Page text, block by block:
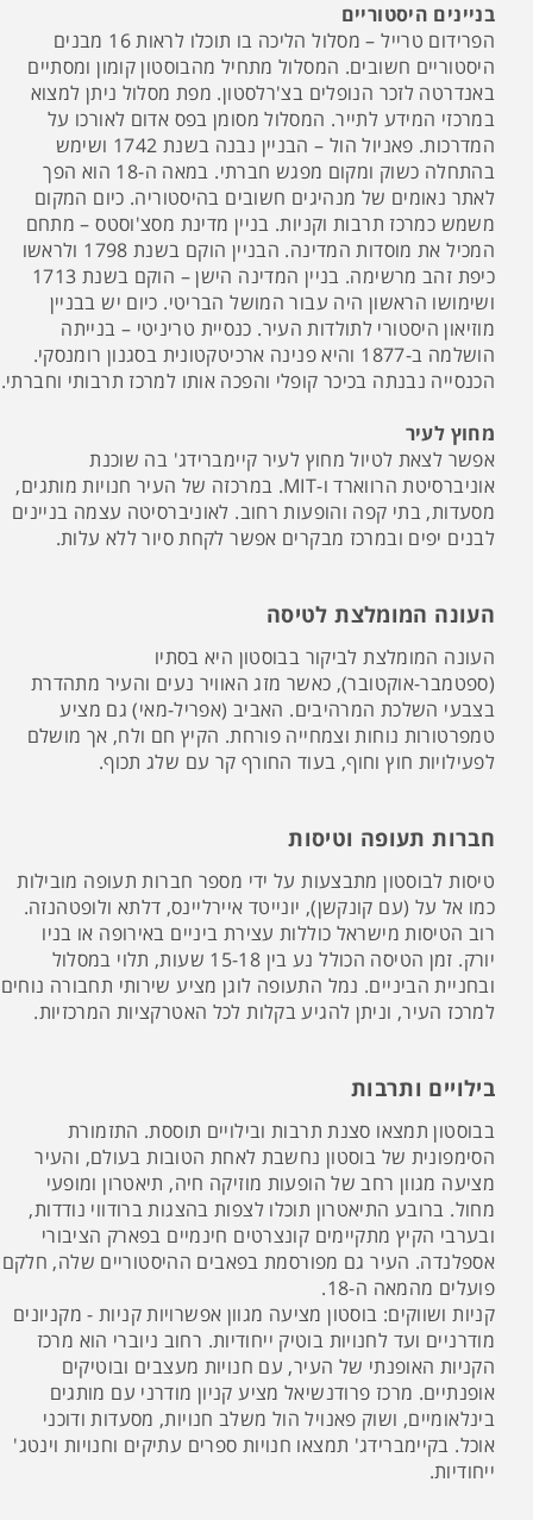
בניינים היסטוריים
הפרידום טרייל – מסלול הליכה בו תוכלו לראות 16 מבנים
היסטוריים חשובים. המסלול מתחיל מהבוסטון קומון ומסתיים
באנדרטה לזכר הנופלים בצ'רלסטון. מפת מסלול ניתן למצוא
במרכזי המידע לתייר. המסלול מסומן בפס אדום לאורכו על
המדרכות. פאניול הול – הבניין נבנה בשנת 1742 ושימש
בהתחלה כשוק ומקום מפגש חברתי. במאה ה-18 הוא הפך
לאתר נאומים של מנהיגים חשובים בהיסטוריה. כיום המקום
משמש כמרכז תרבות וקניות. בניין מדינת מסצ'וסטס – מתחם
המכיל את מוסדות המדינה. הבניין הוקם בשנת 1798 ולראשו
כיפת זהב מרשימה. בניין המדינה הישן – הוקם בשנת 1713
ושימושו הראשון היה עבור המושל הבריטי. כיום יש בבניין
מוזיאון היסטורי לתולדות העיר. כנסיית טריניטי – בנייתה
הושלמה ב-1877 והיא פנינה ארכיטקטונית בסגנון רומנסקי.
הכנסייה נבנתה בכיכר קופלי והפכה אותו למרכז תרבותי וחברתי.
מחוץ לעיר
אפשר לצאת לטיול מחוץ לעיר קיימברידג' בה שוכנת
אוניברסיטת הרווארד ו-MIT. במרכזה של העיר חנויות מותגים,
מסעדות, בתי קפה והופעות רחוב. לאוניברסיטה עצמה בניינים
לבנים יפים ובמרכז מבקרים אפשר לקחת סיור ללא עלות.
העונה המומלצת לטיסה
העונה המומלצת לביקור בבוסטון היא בסתיו
(ספטמבר-אוקטובר), כאשר מזג האוויר נעים והעיר מתהדרת
בצבעי השלכת המרהיבים. האביב (אפריל-מאי) גם מציע
טמפרטורות נוחות וצמחייה פורחת. הקיץ חם ולח, אך מושלם
לפעילויות חוץ וחוף, בעוד החורף קר עם שלג תכוף.
חברות תעופה וטיסות
טיסות לבוסטון מתבצעות על ידי מספר חברות תעופה מובילות
כמו אל על (עם קונקשן), יונייטד איירליינס, דלתא ולופטהנזה.
רוב הטיסות מישראל כוללות עצירת ביניים באירופה או בניו
יורק. זמן הטיסה הכולל נע בין 15-18 שעות, תלוי במסלול
ובחניית הביניים. נמל התעופה לוגן מציע שירותי תחבורה נוחים
למרכז העיר, וניתן להגיע בקלות לכל האטרקציות המרכזיות.
בילויים ותרבות
בבוסטון תמצאו סצנת תרבות ובילויים תוססת. התזמורת
הסימפונית של בוסטון נחשבת לאחת הטובות בעולם, והעיר
מציעה מגוון רחב של הופעות מוזיקה חיה, תיאטרון ומופעי
מחול. ברובע התיאטרון תוכלו לצפות בהצגות ברודווי נודדות,
ובערבי הקיץ מתקיימים קונצרטים חינמיים בפארק הציבורי
אספלנדה. העיר גם מפורסמת בפאבים ההיסטוריים שלה, חלקם
פועלים מהמאה ה-18.
קניות ושווקים: בוסטון מציעה מגוון אפשרויות קניות - מקניונים
מודרניים ועד לחנויות בוטיק ייחודיות. רחוב ניוברי הוא מרכז
הקניות האופנתי של העיר, עם חנויות מעצבים ובוטיקים
אופנתיים. מרכז פרודנשיאל מציע קניון מודרני עם מותגים
בינלאומיים, ושוק פאנויל הול משלב חנויות, מסעדות ודוכני
אוכל. בקיימברידג' תמצאו חנויות ספרים עתיקים וחנויות וינטג'
ייחודיות.